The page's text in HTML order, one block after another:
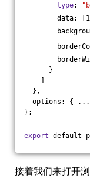
type:
data: [16.6,
}
},
options: { ...
};
export default
接着我们来打开